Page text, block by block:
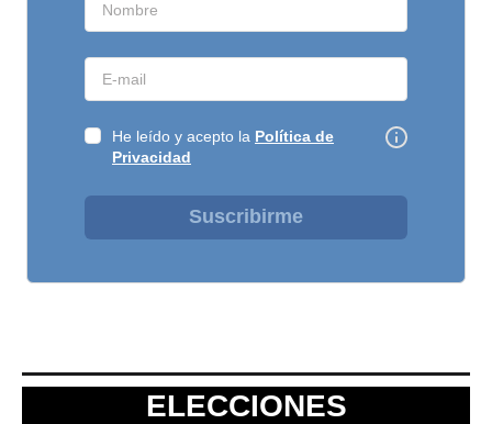
He leído y acepto la Política de
Privacidad
Suscribirme
ELECCIONES